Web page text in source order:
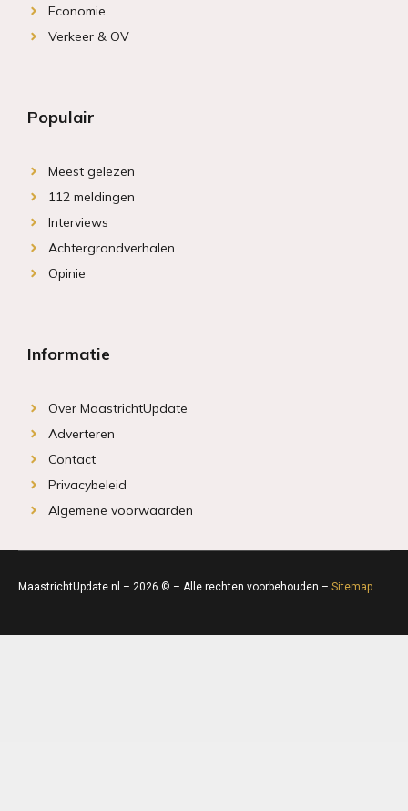
Economie
Verkeer & OV
Populair
Meest gelezen
112 meldingen
Interviews
Achtergrondverhalen
Opinie
Informatie
Over MaastrichtUpdate
Adverteren
Contact
Privacybeleid
Algemene voorwaarden
MaastrichtUpdate.nl – 2026 © – Alle rechten voorbehouden – Sitemap